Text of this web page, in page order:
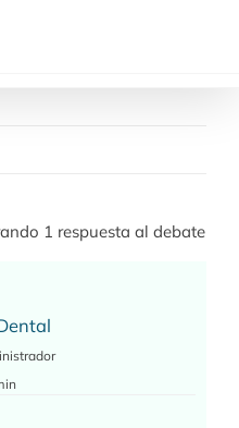
1 respuesta al debate